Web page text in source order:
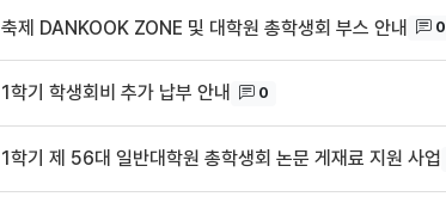
제 DANKOOK ZONE 및 대학원 총학생회 부스 안내 0
기 학생회비 추가 납부 안내 0
기 제 56대 일반대학원 총학생회 논문 게재료 지원 사업